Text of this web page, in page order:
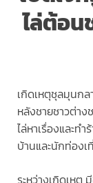
ไล่ต้อน
เกิดเหตุชุลมุนก
หลังชายชาวต่าง
ไล่หาเรื่องและท
บ้านและนักท่องเ
ระหว่างเกิดเหตุ